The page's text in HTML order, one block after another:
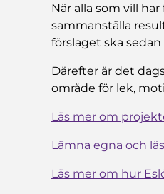
När alla som vill
sammanställa
förslaget ska
Därefter är det
område för lek,
Läs mer om
Lämna egna och
Läs mer om hur